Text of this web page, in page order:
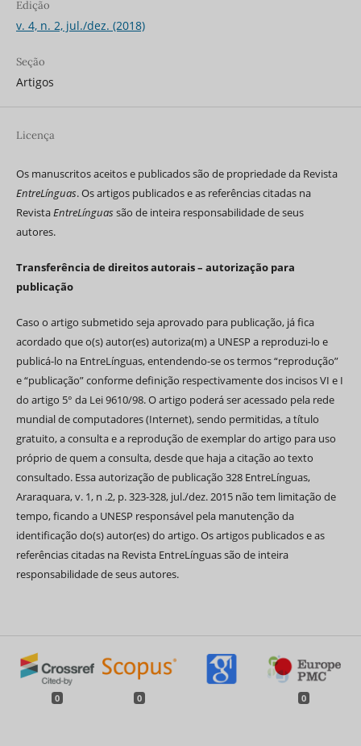
Edição
v. 4, n. 2, jul./dez. (2018)
Seção
Artigos
Licença
Os manuscritos aceitos e publicados são de propriedade da Revista
EntreLínguas. Os artigos publicados e as referências citadas na
RevistaEntreLínguas são de inteira responsabilidade de seus
autores.
Transferência de direitos autorais – autorização para
publicação
Caso o artigo submetido seja aprovado para publicação, já fica
acordado que o(s) autor(es) autoriza(m) a UNESP a reproduzi-lo e
publicá-lo na EntreLínguas, entendendo-se os termos “reprodução”
e “publicação” conforme definição respectivamente dos incisos VI e I
do artigo 5° da Lei 9610/98. O artigo poderá ser acessado pela rede
mundial de computadores (Internet), sendo permitidas, a título
gratuito, a consulta e a reprodução de exemplar do artigo para uso
próprio de quem a consulta, desde que haja a citação ao texto
consultado. Essa autorização de publicação 328 EntreLínguas,
Araraquara, v. 1, n .2, p. 323-328, jul./dez. 2015 não tem limitação de
tempo, ficando a UNESP responsável pela manutenção da
identificação do(s) autor(es) do artigo. Os artigos publicados e as
referências citadas na Revista EntreLínguas são de inteira
responsabilidade de seus autores.
0 0 0